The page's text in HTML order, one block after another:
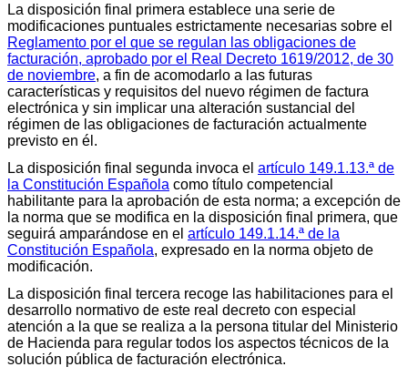
La disposición final primera establece una serie de
modificaciones puntuales estrictamente necesarias sobre el
Reglamento por el que se regulan las obligaciones de
facturación, aprobado por el Real Decreto 1619/2012, de 30
de noviembre, a fin de acomodarlo a las futuras
características y requisitos del nuevo régimen de factura
electrónica y sin implicar una alteración sustancial del
régimen de las obligaciones de facturación actualmente
previsto en él.
La disposición final segunda invoca el artículo 149.1.13.ª de
la Constitución Española como título competencial
habilitante para la aprobación de esta norma; a excepción de
la norma que se modifica en la disposición final primera, que
seguirá amparándose en el artículo 149.1.14.ª de la
Constitución Española, expresado en la norma objeto de
modificación.
La disposición final tercera recoge las habilitaciones para el
desarrollo normativo de este real decreto con especial
atención a la que se realiza a la persona titular del Ministerio
de Hacienda para regular todos los aspectos técnicos de la
solución pública de facturación electrónica.